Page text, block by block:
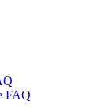
FAQ